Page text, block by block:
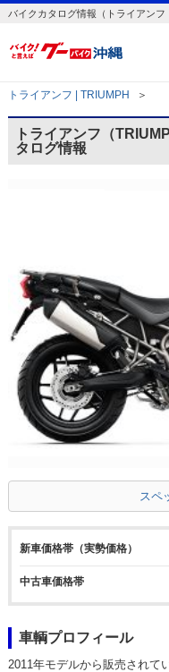
バイクカタログ情報（トライアンフ
トライアンフ | TRIUMPH ＞
トライアンフ（
タログ情報
スペ
新車価格帯（実勢価格）
中古車価格帯
車輌プロフィール
2011年モデルから販売されて